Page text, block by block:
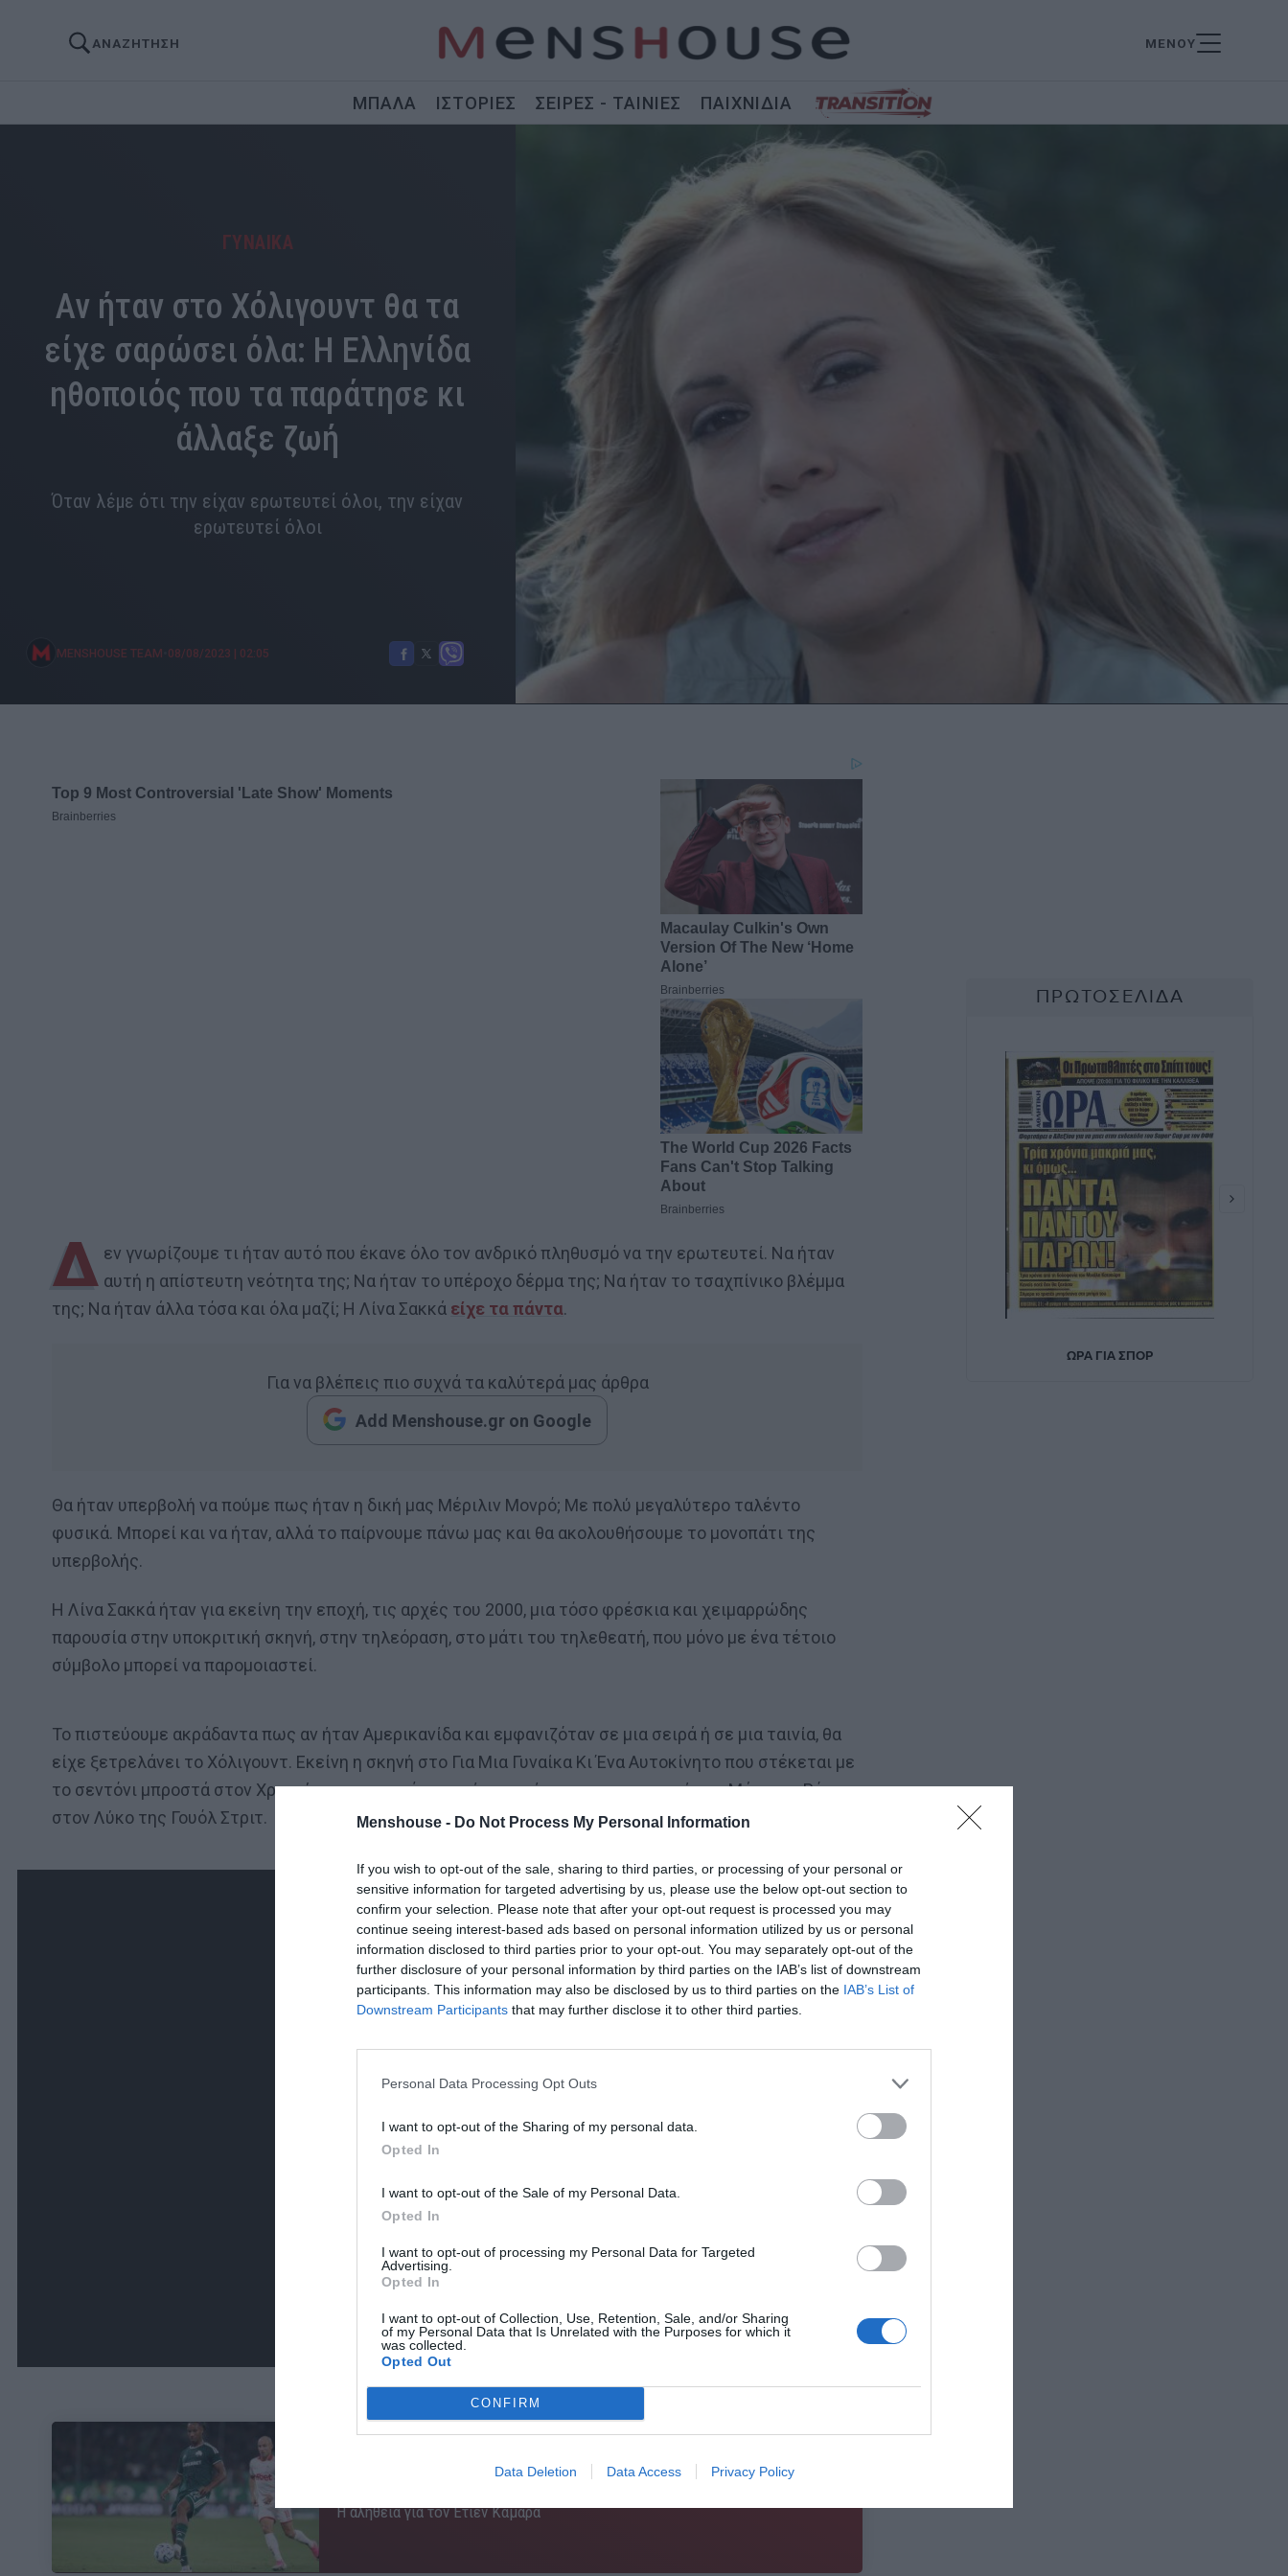
Menshouse - Do Not Process My Personal Information
If you wish to opt-out of the sale, sharing to third parties, or processing of your personal or
sensitive information for targeted advertising by us, please use the below opt-out section to
confirm your selection. Please note that after your opt-out request is processed you may
continue seeing interest-based ads based on personal information utilized by us or personal
information disclosed to third parties prior to your opt-out. You may separately opt-out of the
further disclosure of your personal information by third parties on the IAB’s list of downstream
participants. This information may also be disclosed by us to third parties on the IAB’s List of
Downstream Participants that may further disclose it to other third parties.
Personal Data Processing Opt Outs
I want to opt-out of the Sharing of my personal data.
Opted In
I want to opt-out of the Sale of my Personal Data.
Opted In
I want to opt-out of processing my Personal Data for Targeted
Advertising.
Opted In
I want to opt-out of Collection, Use, Retention, Sale, and/or Sharing
of my Personal Data that Is Unrelated with the Purposes for which it
was collected.
Opted Out
CONFIRM
Data Deletion Data Access Privacy Policy
ΑΝΑΖΗΤΗΣΗ ΜΕΝΟΥ
ΜΠΑΛΑ ΙΣΤΟΡΙΕΣ ΣΕΙΡΕΣ - ΤΑΙΝΙΕΣ ΠΑΙΧΝΙΔΙΑ
ΓΥΝΑΙΚΑ
Αν ήταν στο Χόλιγουντ θα τα
είχε σαρώσει όλα: Η Ελληνίδα
ηθοποιός που τα παράτησε κι
άλλαξε ζωή
Όταν λέμε ότι την είχαν ερωτευτεί όλοι, την είχαν
ερωτευτεί όλοι
MENSHOUSE TEAM 08/08/2023 | 02:05
Δ εν γνωρίζουμε τι ήταν αυτό που έκανε όλο τον ανδρικό πληθυσμό να την ερωτευτεί. Να ήταν
αυτή η απίστευτη νεότητα της; Να ήταν το υπέροχο δέρμα της; Να ήταν το τσαχπίνικο βλέμμα
της; Να ήταν άλλα τόσα και όλα μαζί; Η Λίνα Σακκά είχε τα πάντα.
Για να βλέπεις πιο συχνά τα καλύτερά μας άρθρα
Add Menshouse.gr on Google
Θα ήταν υπερβολή να πούμε πως ήταν η δική μας Μέριλιν Μονρό; Με πολύ μεγαλύτερο ταλέντο
φυσικά. Μπορεί και να ήταν, αλλά το παίρνουμε πάνω μας και θα ακολουθήσουμε το μονοπάτι της
υπερβολής.
Η Λίνα Σακκά ήταν για εκείνη την εποχή, τις αρχές του 2000, μια τόσο φρέσκια και χειμαρρώδης
παρουσία στην υποκριτική σκηνή, στην τηλεόραση, στο μάτι του τηλεθεατή, που μόνο με ένα τέτοιο
σύμβολο μπορεί να παρομοιαστεί.
Το πιστεύουμε ακράδαντα πως αν ήταν Αμερικανίδα και εμφανιζόταν σε μια σειρά ή σε μια ταινία, θα
είχε ξετρελάνει το Χόλιγουντ. Εκείνη η σκηνή στο Για Μια Γυναίκα Κι Ένα Αυτοκίνητο που στέκεται με
το σεντόνι μπροστά στον Χρανιώτη και της πέφτει, είναι αντίστοιχη με τη σκηνή της Μάργκοτ Ρόμπι
στον Λύκο της Γουόλ Στριτ.
Η αλήθεια για τον Ετιέν Καμαρά